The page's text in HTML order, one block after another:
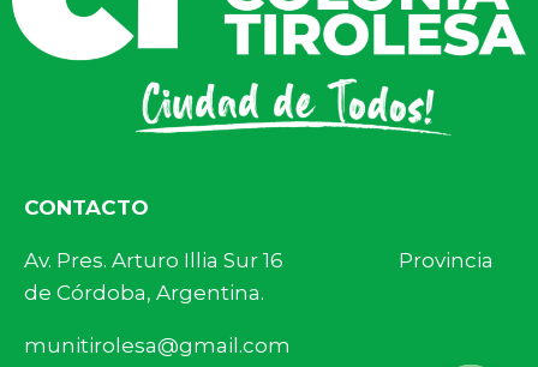
CONTACTO
Av. Pres. Arturo Illia Sur 16 Provincia
de Córdoba, Argentina.
munitirolesa@gmail.com